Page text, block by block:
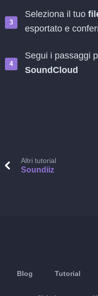
Seleziona il tuo
esportato e
Segui i passaggi
SoundCloud
Altri tutorial
Soundiiz
Blog Tutorial